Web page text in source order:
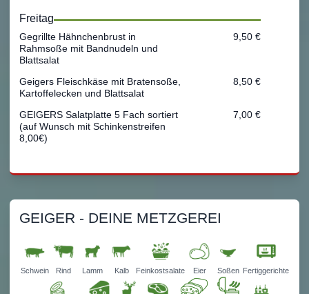
Freitag
Gegrillte Hähnchenbrust in
Rahmsoße mit Bandnudeln und
Blattsalat
9,50 €
Geigers Fleischkäse mit Bratensoße,
Kartoffelecken und Blattsalat
8,50 €
GEIGERS Salatplatte 5 Fach sortiert
(auf Wunsch mit Schinkenstreifen
8,00€)
7,00 €
GEIGER - DEINE METZGEREI
Schwein Rind Lamm Kalb Feinkostsalate Eier Soßen Fertiggerichte